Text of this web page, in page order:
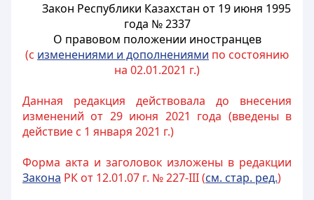
Закон Республики Казахстан от 19 июня 1995
года № 2337
О правовом положении иностранцев
(с изменениями и дополнениями по состоянию
на 02.01.2021 г.)
Данная редакция действовала до внесения
изменений от 29 июня 2021 года (введены в
действие с 1 января 2021 г.)
Форма акта и заголовок изложены в редакции
Закона РК от 12.01.07 г. № 227-III (см. стар. ред.)